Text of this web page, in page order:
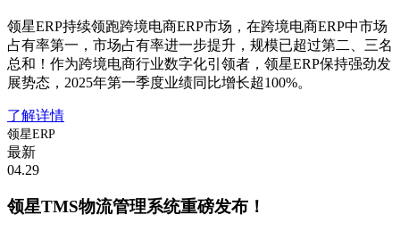
领星ERP持续领跑跨境电商ERP市场，在跨境电商ERP中市场
占有率第一，市场占有率进一步提升，规模已超过第二、三名
总和！作为跨境电商行业数字化引领者，领星ERP保持强劲发
展势态，2025年第一季度业绩同比增长超100%。
了解详情
领星ERP
最新
04.29
领星TMS物流管理系统重磅发布！